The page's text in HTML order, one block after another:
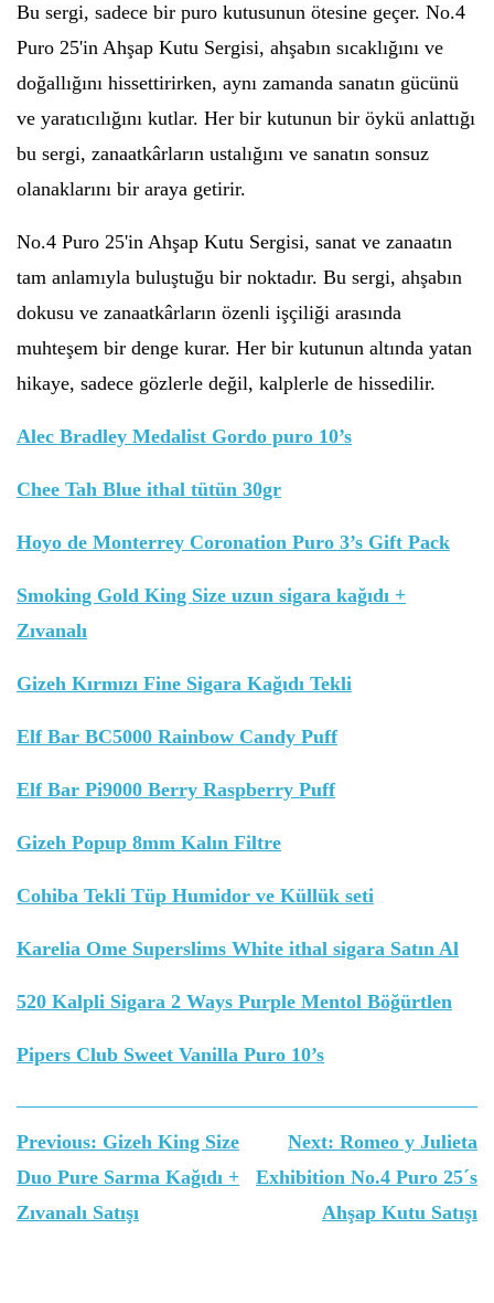
Bu sergi, sadece bir puro kutusunun ötesine geçer. No.4
Puro 25'in Ahşap Kutu Sergisi, ahşabın sıcaklığını ve
doğallığını hissettirirken, aynı zamanda sanatın gücünü
ve yaratıcılığını kutlar. Her bir kutunun bir öykü anlattığı
bu sergi, zanaatkârların ustalığını ve sanatın sonsuz
olanaklarını bir araya getirir.
No.4 Puro 25'in Ahşap Kutu Sergisi, sanat ve zanaatın
tam anlamıyla buluştuğu bir noktadır. Bu sergi, ahşabın
dokusu ve zanaatkârların özenli işçiliği arasında
muhteşem bir denge kurar. Her bir kutunun altında yatan
hikaye, sadece gözlerle değil, kalplerle de hissedilir.
Alec Bradley Medalist Gordo puro 10’s
Chee Tah Blue ithal tütün 30gr
Hoyo de Monterrey Coronation Puro 3’s Gift Pack
Smoking Gold King Size uzun sigara kağıdı +
Zıvanalı
Gizeh Kırmızı Fine Sigara Kağıdı Tekli
Elf Bar BC5000 Rainbow Candy Puff
Elf Bar Pi9000 Berry Raspberry Puff
Gizeh Popup 8mm Kalın Filtre
Cohiba Tekli Tüp Humidor ve Küllük seti
Karelia Ome Superslims White ithal sigara Satın Al
520 Kalpli Sigara 2 Ways Purple Mentol Böğürtlen
Pipers Club Sweet Vanilla Puro 10’s
Yazı
gezinmesi
Previous: Gizeh King Size
Duo Pure Sarma Kağıdı +
Zıvanalı Satışı
Next: Romeo y Julieta
Exhibition No.4 Puro 25´s
Ahşap Kutu Satışı